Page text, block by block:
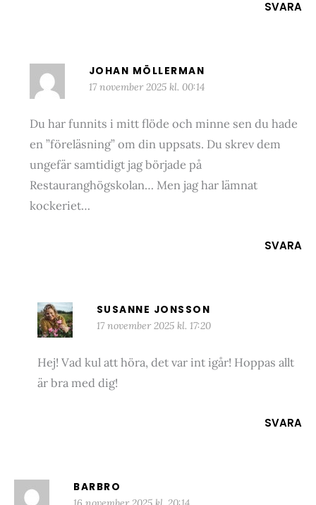
SVARA
JOHAN MÖLLERMAN
17 november 2025 kl. 00:14
Du har funnits i mitt flöde och minne sen du hade
en ”föreläsning” om din uppsats. Du skrev dem
ungefär samtidigt jag började på
Restauranghögskolan… Men jag har lämnat
kockeriet…
SVARA
SUSANNE JONSSON
17 november 2025 kl. 17:20
Hej! Vad kul att höra, det var int igår! Hoppas allt
är bra med dig!
SVARA
BARBRO